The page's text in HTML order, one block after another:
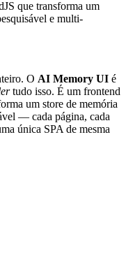
que transforma um
e multi-
O AI Memory UI é
tudo isso. É um frontend
um store de memória
— cada página, cada
única SPA de mesma